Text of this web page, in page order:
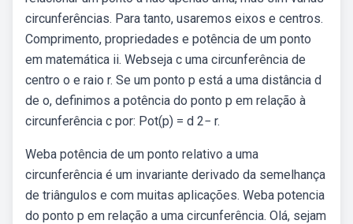
circunferências. Para tanto, usaremos eixos e centros.
Comprimento, propriedades e potência de um ponto
em matemática ii. Webseja c uma circunferência de
centro o e raio r. Se um ponto p está a uma distância d
de o, definimos a potência do ponto p em relação à
circunferência c por: Pot(p) = d 2− r.
Weba potência de um ponto relativo a uma
circunferência é um invariante derivado da semelhança
de triângulos e com muitas aplicações. Weba potencia
do ponto p em relação a uma circunferência. Olá, sejam